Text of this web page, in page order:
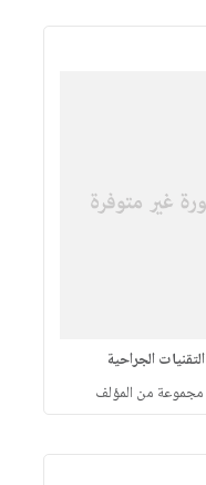
التقنيات الجراحية
مجموعة من المؤلف